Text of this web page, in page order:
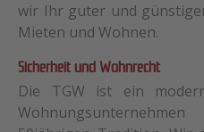
wir Ihr guter und
Mieten und Wohnen.
Sicherheit und Wohnrecht
Die TGW ist ein